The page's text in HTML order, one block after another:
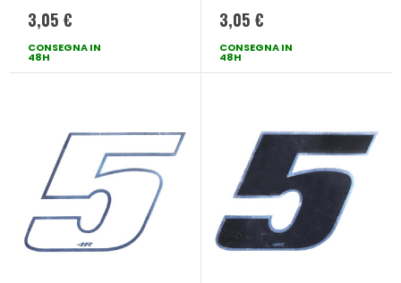
3,05 €
CONSEGNA IN
48H
3,05 €
CONSEGNA IN
48H